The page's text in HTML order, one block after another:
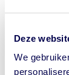
Deze
We